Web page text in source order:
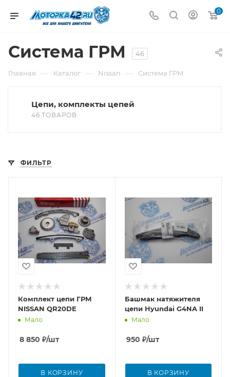
0
Система ГРМ 46
Главная — Каталог — Nissan — Система ГРМ
Цепи, комплекты цепей
46 ТОВАРОВ
ФИЛЬТР
Комплект цепи ГРМ
NISSAN QR20DE
Мало
8 850 ₽/шт
В КОРЗИНУ
Башмак натяжителя
цепи Hyundai G4NA II
Мало
950 ₽/шт
В КОРЗИНУ